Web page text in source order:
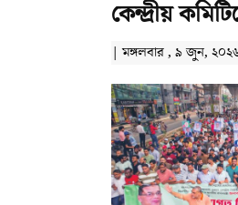
কেন্দ্রীয়
| মঙ্গলবার , ৯ জুন, ২০২৬